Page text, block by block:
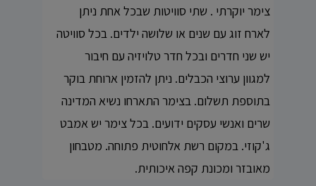
צימר יוקרתי . שתי סוויטות שבכל אחת ניתן
לארח זוג עם שנים או שלושה ילדים. בכל סוויטה
יש שני חדרים ובכל חדר טלויזיה עם חיבור
למגוון ערוצי הכבלים. ניתן להזמין ארוחת בוקר
בתוספת תשלום. בצימר התארחו נשיא המדינה
שרים ואנשי עסקים ידועים. בכל צימר יש אמבט
ג'קוזי. במקום רשת אלחוטית פתוחה. מטבחון
מאובזר ומכונת קפה איכותית.